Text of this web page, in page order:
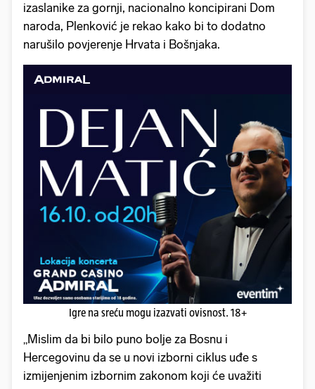
izaslanike za gornji, nacionalno koncipirani Dom
naroda, Plenković je rekao kako bi to dodatno
narušilo povjerenje Hrvata i Bošnjaka.
Igre na sreću mogu izazvati ovisnost. 18+
„Mislim da bi bilo puno bolje za Bosnu i
Hercegovinu da se u novi izborni ciklus uđe s
izmijenjenim izbornim zakonom koji će uvažiti